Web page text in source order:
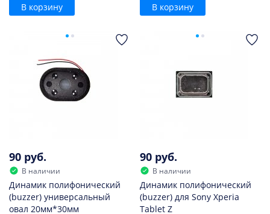
В корзину В корзину
90 руб.
В наличии
Динамик полифонический
(buzzer) универсальный
овал 20мм*30мм
90 руб.
В наличии
Динамик полифонический
(buzzer) для Sony Xperia
Tablet Z